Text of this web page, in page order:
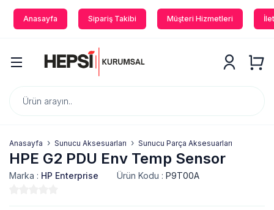
Anasayfa Sipariş Takibi Müşteri Hizmetleri
Anasayfa Sunucu Aksesuarları Sunucu Parça Aksesuarları
HPE G2 PDU Env Temp Sensor
Marka : HP Enterprise Ürün Kodu : P9T00A